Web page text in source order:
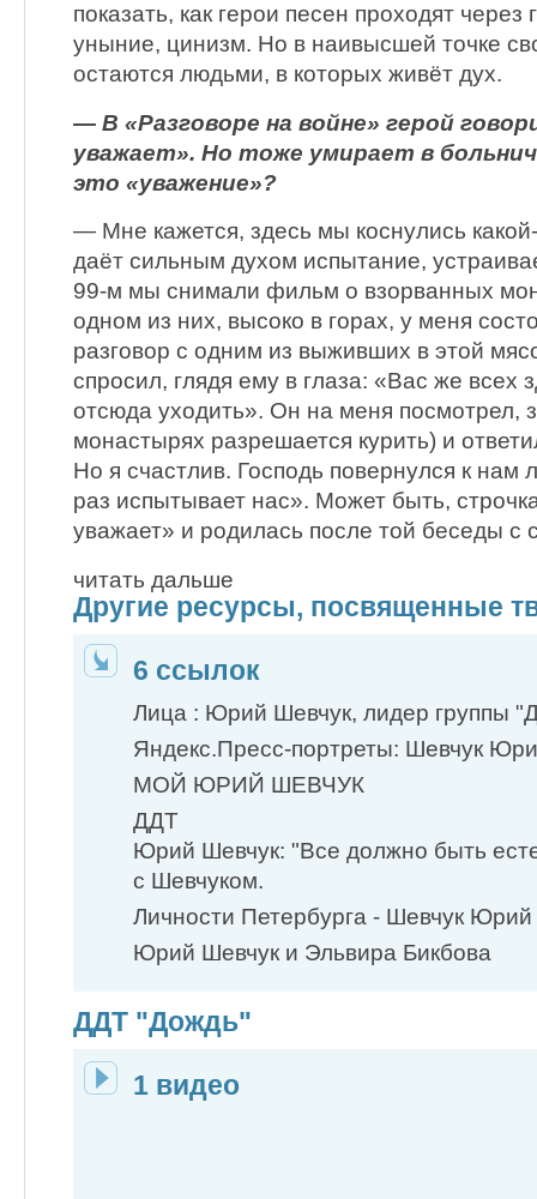
показать, как герои песен проходят через
уныние, цинизм. Но в наивысшей точке
остаются людьми, в которых живёт дух.
— В «Разговоре на войне» герой
уважает». Но тоже умирает в
это «уважение»?
— Мне кажется, здесь мы коснулись
даёт сильным духом испытание,
99-м мы снимали фильм о взорванных
одном из них, высоко в горах, у меня
разговор с одним из выживших в этой
спросил, глядя ему в глаза: «Вас же всех
отсюда уходить». Он на меня посмотрел,
монастырях разрешается курить) и
Но я счастлив. Господь повернулся к
раз испытывает нас». Может быть,
уважает» и родилась после той беседы с
читать дальше
Другие ресурсы, посвященные
6 ссылок
Лица : Юрий Шевчук, лидер группы
Яндекс.Пресс-портреты: Шевчук
МОЙ ЮРИЙ ШЕВЧУК
ДДТ
Юрий Шевчук: "Все должно быть
с Шевчуком.
Личности Петербурга - Шевчук
Юрий Шевчук и Эльвира Бикбова
ДДТ "Дождь"
1 видео